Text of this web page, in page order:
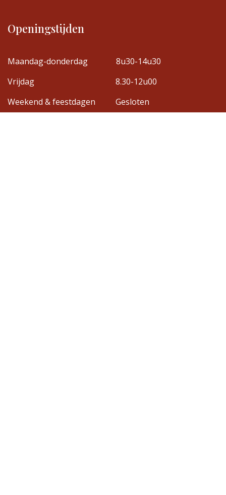
Openingstijden
Maandag-donderdag
8u30-14u30
Vrijdag
8.30-12u00
Weekend & feestdagen
Gesloten